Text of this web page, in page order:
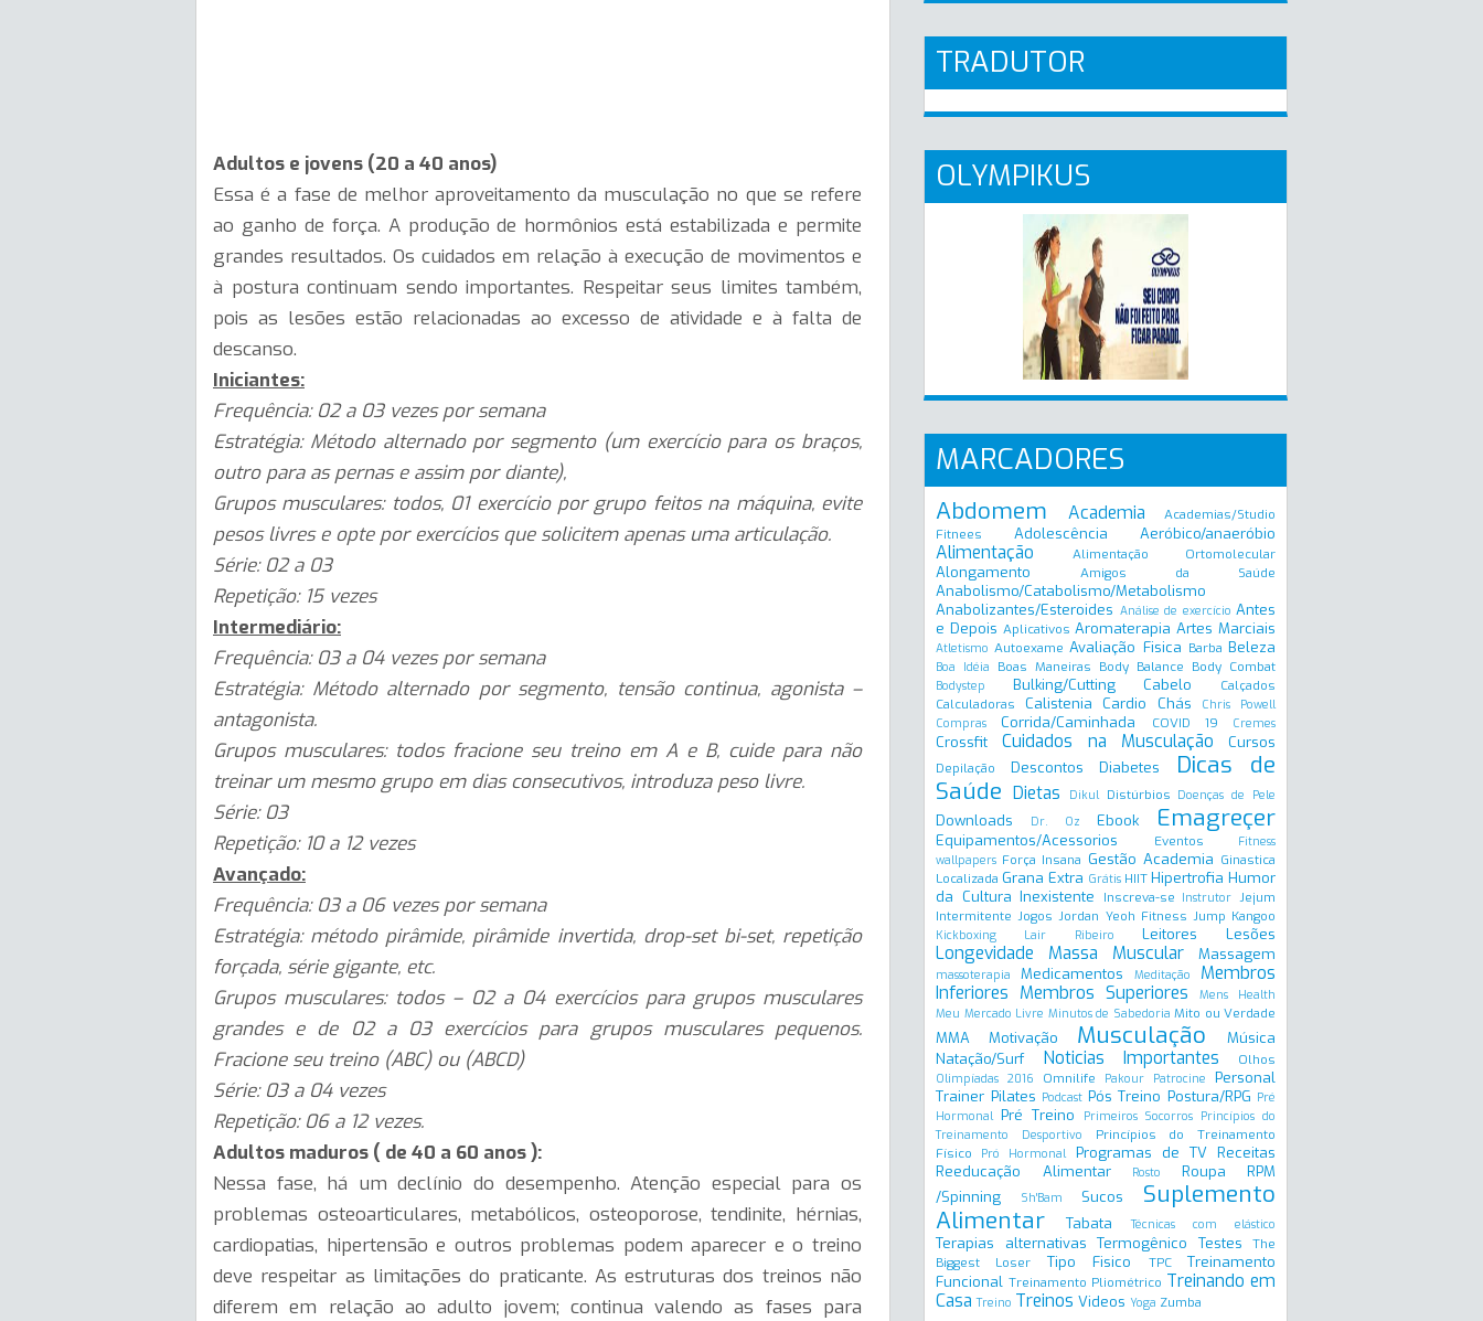
Adultos e jovens (20 a 40 anos)
Essa é a fase de melhor aproveitamento da musculação no que se refere
ao ganho de força. A produção de hormônios está estabilizada e permite
grandes resultados. Os cuidados em relação à execução de movimentos e
à postura continuam sendo importantes. Respeitar seus limites também,
pois as lesões estão relacionadas ao excesso de atividade e à falta de
descanso.
Iniciantes:
Frequência: 02 a 03 vezes por semana
Estratégia: Método alternado por segmento (um exercício para os braços,
outro para as pernas e assim por diante),
Grupos musculares: todos, 01 exercício por grupo feitos na máquina, evite
pesos livres e opte por exercícios que solicitem apenas uma articulação.
Série: 02 a 03
Repetição: 15 vezes
Intermediário:
Frequência: 03 a 04 vezes por semana
Estratégia: Método alternado por segmento, tensão continua, agonista –
antagonista.
Grupos musculares: todos fracione seu treino em A e B, cuide para não
treinar um mesmo grupo em dias consecutivos, introduza peso livre.
Série: 03
Repetição: 10 a 12 vezes
Avançado:
Frequência: 03 a 06 vezes por semana
Estratégia: método pirâmide, pirâmide invertida, drop-set bi-set, repetição
forçada, série gigante, etc.
Grupos musculares: todos – 02 a 04 exercícios para grupos musculares
grandes e de 02 a 03 exercícios para grupos musculares pequenos.
Fracione seu treino (ABC) ou (ABCD)
Série: 03 a 04 vezes
Repetição: 06 a 12 vezes.
Adultos maduros ( de 40 a 60 anos ):
Nessa fase, há um declínio do desempenho. Atenção especial para os
problemas osteoarticulares, metabólicos, osteoporose, tendinite, hérnias,
cardiopatias, hipertensão e outros problemas podem aparecer e o treino
deve respeitar as limitações do praticante. As estruturas dos treinos não
diferem em relação ao adulto jovem; continua valendo as fases para
TRADUTOR
OLYMPIKUS
MARCADORES
Abdomem Academia
Academias/Studio
Fitnees
Adolescência Aeróbico/anaeróbio
Alimentação Alimentação Ortomolecular
Alongamento Amigos da Saúde
Anabolismo/Catabolismo/Metabolismo
Anabolizantes/Esteroides Análise de exercício Antes
e Depois Aplicativos Aromaterapia Artes Marciais
Atletismo Autoexame Avaliação Fisica Barba Beleza
Boa Idéia Boas Maneiras Body Balance Body Combat
Bodystep Bulking/Cutting Cabelo
Calçados
Calculadoras
Calistenia Cardio Chás
Chris Powell
Compras
Corrida/Caminhada COVID 19 Cremes
Crossfit Cuidados na Musculação Cursos
Depilação Descontos Diabetes
Dicas de
Saúde Dietas Dikul Distúrbios Doenças de Pele
Downloads Dr. Oz Ebook Emagreçer
Equipamentos/Acessorios Eventos
Fitness
wallpapers Força Insana Gestão Academia Ginastica
Localizada Grana Extra Grátis HIITHipertrofia Humor
da Cultura Inexistente
Inscreva-se Instrutor Jejum
Intermitente Jogos Jordan Yeoh Fitness Jump Kangoo
Kickboxing Lair Ribeiro Leitores Lesões
Longevidade Massa Muscular Massagem
massoterapia Medicamentos Meditação
Membros
Inferiores Membros Superiores
Mens Health
Meu Mercado Livre Minutos de Sabedoria Mito ou Verdade
MMA Motivação Musculação
Música
Natação/Surf
Noticias Importantes Olhos
Olimpíadas 2016 Omnilife Pakour Patrocine
Personal
Trainer Pilates Podcast Pós Treino Postura/RPG Pré
Hormonal Pré Treino Primeiros Socorros
Princípios do
Treinamento Desportivo
Princípios do Treinamento
Físico
Pró Hormonal Programas de TV Receitas
Reeducação Alimentar
Rosto Roupa
RPM
/Spinning
Sh'Bam Sucos
Suplemento
Alimentar
Tabata Técnicas com elástico
Terapias alternativas Termogênico Testes
The
Biggest Loser
Tipo Fisico TPC
Treinamento
Funcional Treinamento Pliométrico Treinando em
Casa Treino Treinos Videos Yoga Zumba